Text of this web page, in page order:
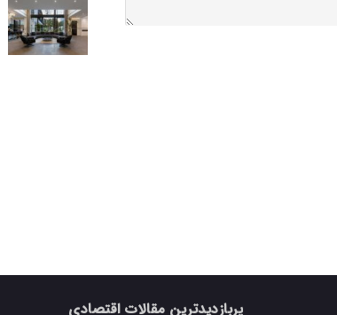
پربازدیدترین مقالات اقتصادی